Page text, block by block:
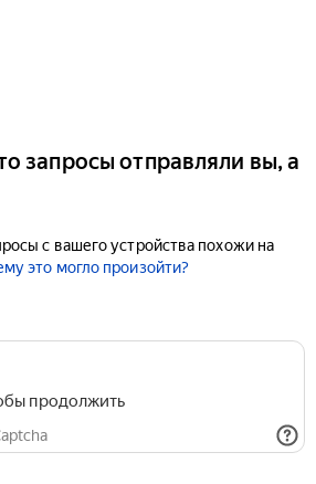
запросы отправляли вы, а
с вашего устройства похожи на
это могло произойти?
продолжить